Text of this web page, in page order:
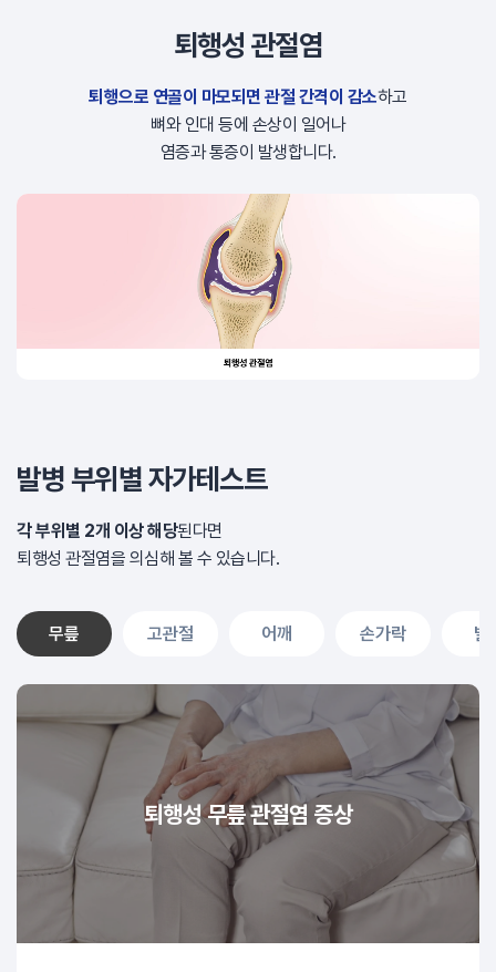
퇴행성 관절염
퇴행으로 연골이 마모되면 관절 간격이 감소하고
뼈와 인대 등에 손상이 일어나
염증과 통증이 발생합니다.
발병 부위별 자가테스트
각 부위별 2개 이상 해당된다면
퇴행성 관절염을 의심해 볼 수 있습니다.
무릎 고관절 어깨 손가락 발
퇴행성 무릎 관절염 증상